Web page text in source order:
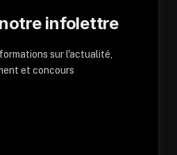
infolettre
sur l'actualité,
et concours